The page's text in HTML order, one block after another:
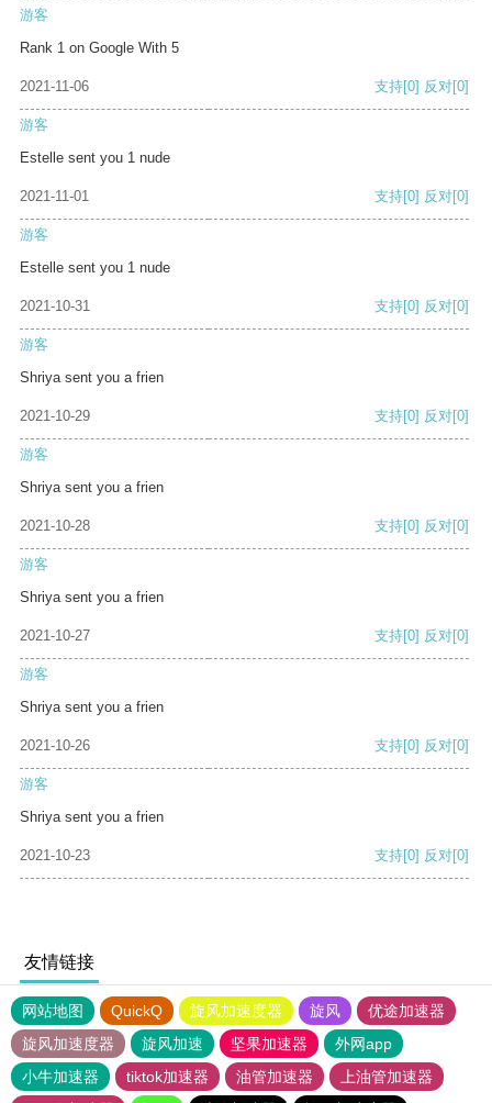
游客
Rank 1 on Google With 5
2021-11-06 支持[0] 反对[0]
游客
Estelle sent you 1 nude
2021-11-01 支持[0] 反对[0]
游客
Estelle sent you 1 nude
2021-10-31 支持[0] 反对[0]
游客
Shriya sent you a frien
2021-10-29 支持[0] 反对[0]
游客
Shriya sent you a frien
2021-10-28 支持[0] 反对[0]
游客
Shriya sent you a frien
2021-10-27 支持[0] 反对[0]
游客
Shriya sent you a frien
2021-10-26 支持[0] 反对[0]
游客
Shriya sent you a frien
2021-10-23 支持[0] 反对[0]
友情链接
网站地图 QuickQ 旋风加速度器 旋风
优途加速器
旋风加速度器
旋风加速 坚果加速器
外网app
小牛加速器
tiktok加速器 油管加速器
上油管加速器